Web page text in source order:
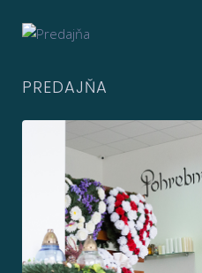
PREDAJŇA